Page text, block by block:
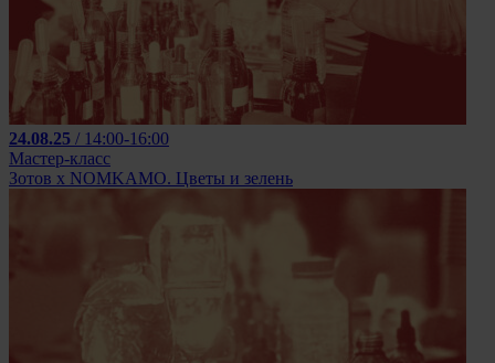
24.08.25 / 14:00-16:00
Мастер-класс
Зотов х NOMKAMO. Цветы и зелень